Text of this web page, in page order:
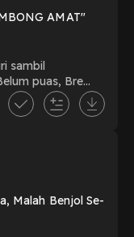
AMAT"
sambil
puas, Bre
pamer dan gaya-
datang
Bre kaget!
Malah Benjol Se-